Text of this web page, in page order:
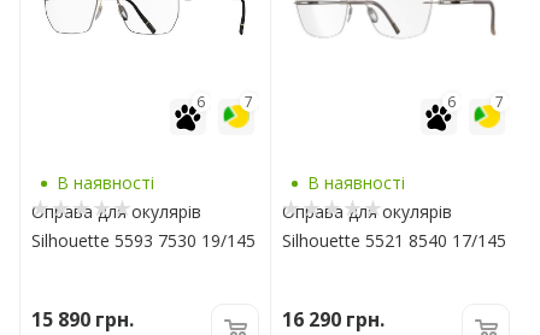
7
6
В наявності
Оправа для окулярів
Silhouette 5593 7530 19/145
15 890 грн.
7
6
В наявності
Оправа для окулярів
Silhouette 5521 8540 17/145
16 290 грн.